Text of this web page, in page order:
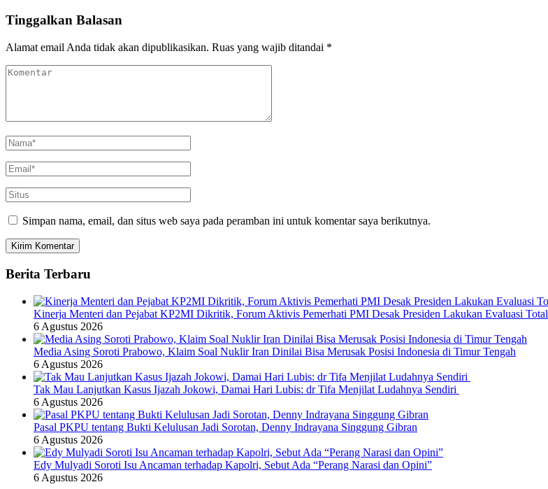
Tinggalkan Balasan
Alamat email Anda tidak akan dipublikasikan. Ruas yang wajib ditandai *
Simpan nama, email, dan situs web saya pada peramban ini untuk komentar saya berikutnya.
Berita Terbaru
Kinerja Menteri dan Pejabat KP2MI Dikritik, Forum Aktivis Pemerhati PMI Desak Presiden Lakukan Evaluasi Total
6 Agustus 2026
Media Asing Soroti Prabowo, Klaim Soal Nuklir Iran Dinilai Bisa Merusak Posisi Indonesia di Timur Tengah
6 Agustus 2026
Tak Mau Lanjutkan Kasus Ijazah Jokowi, Damai Hari Lubis: dr Tifa Menjilat Ludahnya Sendiri
6 Agustus 2026
Pasal PKPU tentang Bukti Kelulusan Jadi Sorotan, Denny Indrayana Singgung Gibran
6 Agustus 2026
Edy Mulyadi Soroti Isu Ancaman terhadap Kapolri, Sebut Ada “Perang Narasi dan Opini”
6 Agustus 2026